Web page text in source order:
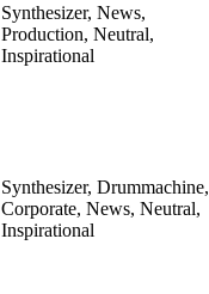
Synthesizer, News,
Production, Neutral,
Inspirational
Synthesizer, Drummachine,
Corporate, News, Neutral,
Inspirational